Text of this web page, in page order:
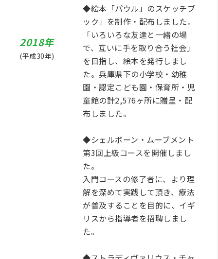
2018年
(平成30年)
◆絵本「パウル」のスケッチブ
ック」を制作・配布しました。
「いろいろな友達と一緒の場
で、互いに手を取り合う社会」
を目指し、絵本を発行しまし
た。兵庫県下の小学校・幼稚
園・認定こども園・保育所・児
童館の計2,576ヶ所に贈呈・配
布しました。
◆シェルボーン・ムーブメント
第3回上級コースを開催しまし
た。
入門コースの修了者に、より理
解を深めて実践して頂き、療法
が普及することを目的に、イギ
リスから指導者を招聘しまし
た。